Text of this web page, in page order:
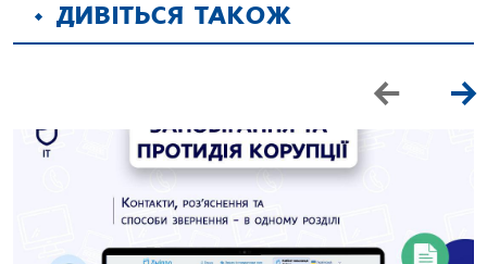
ДИВІТЬСЯ ТАКОЖ